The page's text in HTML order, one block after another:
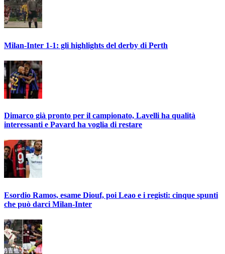
Milan-Inter 1-1: gli highlights del derby di Perth
Dimarco già pronto per il campionato, Lavelli ha qualità
interessanti e Pavard ha voglia di restare
Esordio Ramos, esame Diouf, poi Leao e i registi: cinque spunti
che può darci Milan-Inter